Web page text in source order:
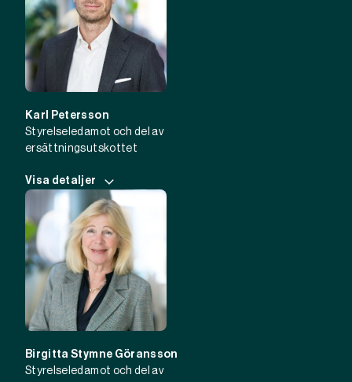
Karl Petersson
Styrelseledamot och del av
ersättningsutskottet
Visa detaljer
Birgitta Stymne Göransson
Styrelseledamot och del av